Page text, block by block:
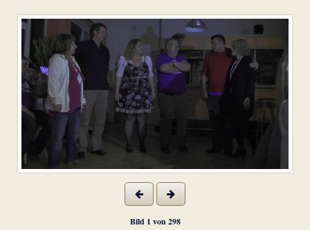
Bild 1 von298